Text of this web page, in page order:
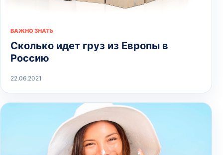
ВАЖНО ЗНАТЬ
Сколько идет груз из Европы в
Россию
22.06.2021